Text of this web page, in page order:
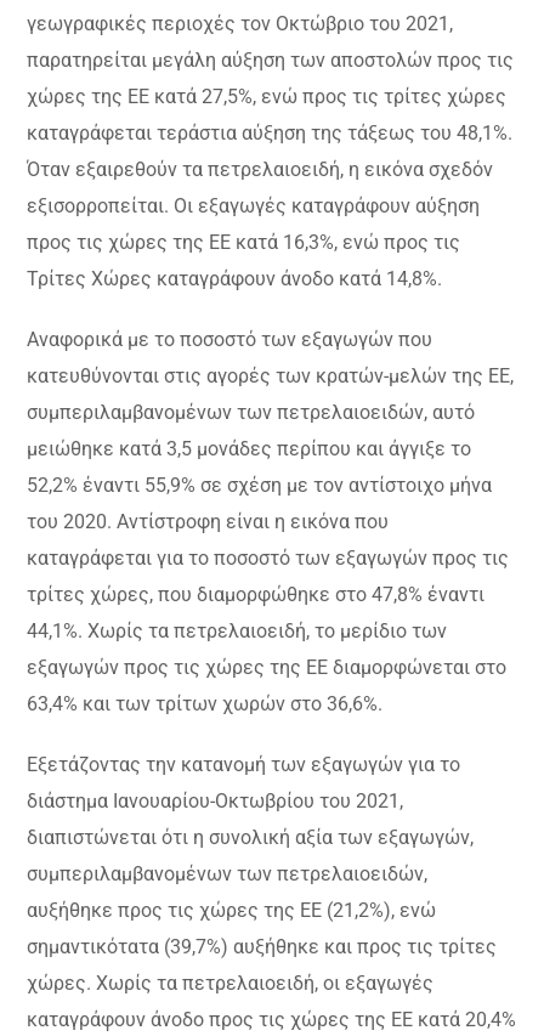
γεωγραφικές περιοχές τον Οκτώβριο του 2021,
παρατηρείται μεγάλη αύξηση των αποστολών προς τις
χώρες της ΕΕ κατά 27,5%, ενώ προς τις τρίτες χώρες
καταγράφεται τεράστια αύξηση της τάξεως του 48,1%.
Όταν εξαιρεθούν τα πετρελαιοειδή, η εικόνα σχεδόν
εξισορροπείται. Οι εξαγωγές καταγράφουν αύξηση
προς τις χώρες της ΕΕ κατά 16,3%, ενώ προς τις
Τρίτες Χώρες καταγράφουν άνοδο κατά 14,8%.
Αναφορικά με το ποσοστό των εξαγωγών που
κατευθύνονται στις αγορές των κρατών-μελών της ΕΕ,
συμπεριλαμβανομένων των πετρελαιοειδών, αυτό
μειώθηκε κατά 3,5 μονάδες περίπου και άγγιξε το
52,2% έναντι 55,9% σε σχέση με τον αντίστοιχο μήνα
του 2020. Αντίστροφη είναι η εικόνα που
καταγράφεται για το ποσοστό των εξαγωγών προς τις
τρίτες χώρες, που διαμορφώθηκε στο 47,8% έναντι
44,1%. Χωρίς τα πετρελαιοειδή, το μερίδιο των
εξαγωγών προς τις χώρες της ΕΕ διαμορφώνεται στο
63,4% και των τρίτων χωρών στο 36,6%.
Εξετάζοντας την κατανομή των εξαγωγών για το
διάστημα Ιανουαρίου-Οκτωβρίου του 2021,
διαπιστώνεται ότι η συνολική αξία των εξαγωγών,
συμπεριλαμβανομένων των πετρελαιοειδών,
αυξήθηκε προς τις χώρες της ΕΕ (21,2%), ενώ
σημαντικότατα (39,7%) αυξήθηκε και προς τις τρίτες
χώρες. Χωρίς τα πετρελαιοειδή, οι εξαγωγές
καταγράφουν άνοδο προς τις χώρες της ΕΕ κατά 20,4%